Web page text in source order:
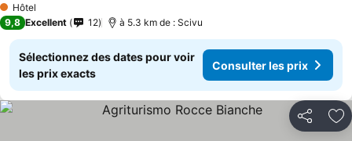
1 Étoiles
Hôtel
9,8 Excellent 12 à 5.3 km de : Scivu
Sélectionnez des dates pour voir
les prix exacts
Consulter les prix
Partager